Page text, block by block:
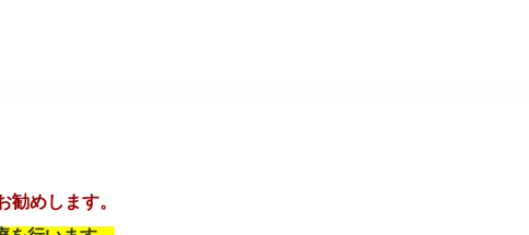
めします。